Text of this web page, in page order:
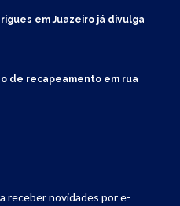
em Juazeiro já divulga
de recapeamento em rua
receber novidades por e-